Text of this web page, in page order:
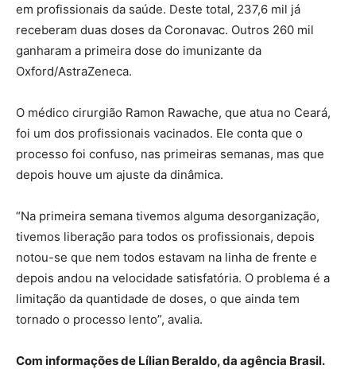
em profissionais da saúde. Deste total, 237,6 mil já
receberam duas doses da Coronavac. Outros 260 mil
ganharam a primeira dose do imunizante da
Oxford/AstraZeneca.
O médico cirurgião Ramon Rawache, que atua no Ceará,
foi um dos profissionais vacinados. Ele conta que o
processo foi confuso, nas primeiras semanas, mas que
depois houve um ajuste da dinâmica.
“Na primeira semana tivemos alguma desorganização,
tivemos liberação para todos os profissionais, depois
notou-se que nem todos estavam na linha de frente e
depois andou na velocidade satisfatória. O problema é a
limitação da quantidade de doses, o que ainda tem
tornado o processo lento”, avalia.
Com informações de Lílian Beraldo, da agência Brasil.